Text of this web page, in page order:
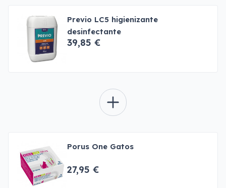
Previo LC5 higienizante
desinfectante
39,85 €
Porus One Gatos
27,95 €